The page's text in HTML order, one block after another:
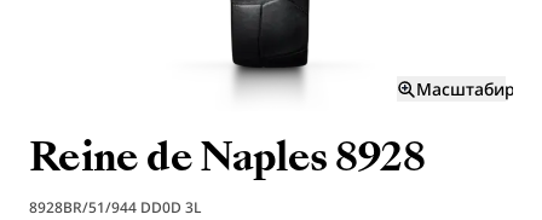
Reine de Naples 8928
8928BR/51/944 DD0D 3L